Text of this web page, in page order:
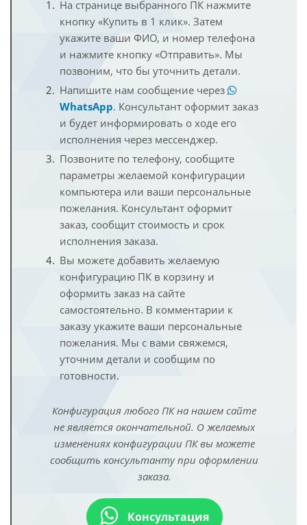
На странице выбранного ПК нажмите
кнопку «Купить в 1 клик». Затем
укажите ваши ФИО, и номер телефона
и нажмите кнопку «Отправить». Мы
позвоним, что бы уточнить детали.
Напишите нам сообщение через
WhatsApp. Консультант оформит заказ
и будет информировать о ходе его
исполнения через мессенджер.
Позвоните по телефону, сообщите
параметры желаемой конфигурации
компьютера или ваши персональные
пожелания. Консультант оформит
заказ, сообщит стоимость и срок
исполнения заказа.
Вы можете добавить желаемую
конфигурацию ПК в корзину и
оформить заказ на сайте
самостоятельно. В комментарии к
заказу укажите ваши персональные
пожелания. Мы с вами свяжемся,
уточним детали и сообщим по
готовности.
Конфигурация любого ПК на нашем сайте
не является окончательной. О желаемых
изменениях конфигурации ПК вы можете
сообщить консультанту при оформлении
заказа.
Консультация